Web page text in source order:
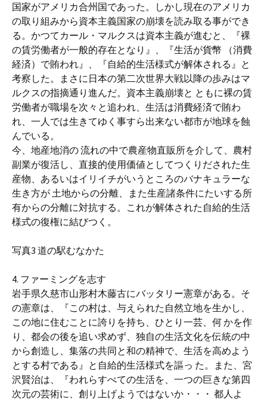
国家がアメリカ合州国であった。しかし現在のアメリカ
の取り組みから資本主義国家の崩壊を読み取る事ができ
る。かつてカール・マルクスは資本主義が進むと、『裸
の賃労働者が一般的存在となり』、『生活が貨幣 （消費
経済）で賄われ』、『自給的生活様式が解体される』と
考察した。まさに日本の第二次世界大戦以降の歩みはマ
ルクスの指摘通り進んだ。資本主義崩壊と ともに裸の賃
労働者が職場を次々と追われ、生活は消費経済で賄わ
れ、一人では生きてゆく事すら出来ない都市が地球を蝕
んでいる。
今、地産地消の 流れの中で農産物直販所を介して、農村
副業が復活し、直接的使用価値としてつくりだされた生
産物、あるいはイリイチがいうところのバナキュラーな
生き方が 土地からの分離、また生産諸条件にたいする所
有からの分離に対抗する。これが解体された自給的生活
様式の復権に結びつく。
写真3 道の駅むなかた
4. ファーミングを志す
岩手県久慈市山形村木藤古にバッタリー憲章がある。そ
の憲章は、『この村は、与えられた自然立地を生かし、
この地に住むことに誇りを持ち、ひとり一芸、何 かを作
り、都会の後を追い求めず、独自の生活文化を伝統の中
から創造し、集落の共同と和の精神で、生活を高めよう
とする村である』と自給的生活様式を謳っ た。また、宮
沢賢治は、『われらすべての生活を、一つの巨きな第四
次元の芸術に、創り上げようではないか・・・ 都人よ